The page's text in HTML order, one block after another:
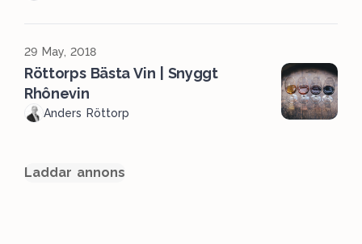
29 May, 2018
Röttorps Bästa Vin | Snyggt
Rhônevin
Anders Röttorp
Laddar annons